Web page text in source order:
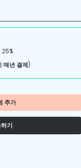
매년 결제)
추가
기